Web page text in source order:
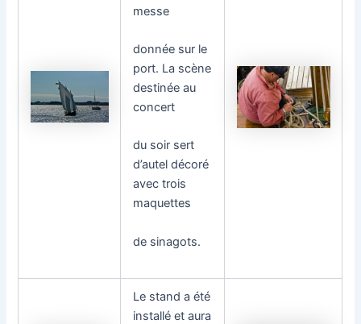
messe
donnée sur le
port. La scène
destinée au
concert
du soir sert
d’autel décoré
avec trois
maquettes
de sinagots.
Le stand a été
installé et aura